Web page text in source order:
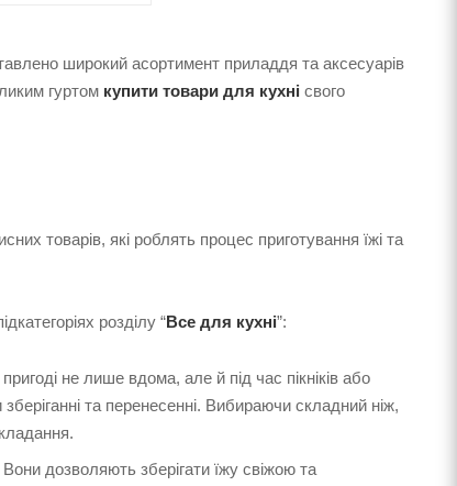
широкий асортимент приладдя та аксесуарів
гуртом купити товари для кухні свого
товарів, які роблять процес приготування їжі та
розділу “Все для кухні”:
не лише вдома, але й під час пікніків або
та перенесенні. Вибираючи складний ніж,
дозволяють зберігати їжу свіжою та